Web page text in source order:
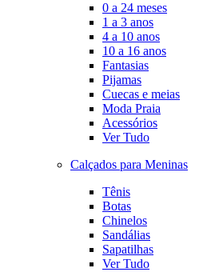
0 a 24 meses
1 a 3 anos
4 a 10 anos
10 a 16 anos
Fantasias
Pijamas
Cuecas e meias
Moda Praia
Acessórios
Ver Tudo
Calçados para Meninas
Tênis
Botas
Chinelos
Sandálias
Sapatilhas
Ver Tudo